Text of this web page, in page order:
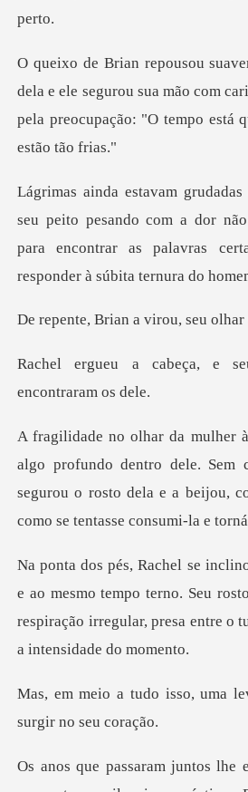
ele segurou sua mão com
pela preocu
pesando com a dor
para encontrar as pal
a virou, seu olhar
, e
ntro dele. Sem
segurou o rosto dela e a beijou,
mo tempo terno. Seu
respiração irregul
uma